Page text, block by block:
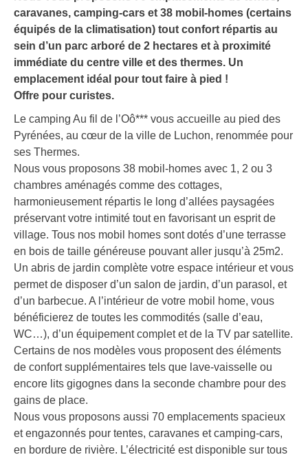
caravanes, camping-cars et 38 mobil-homes (certains
équipés de la climatisation) tout confort répartis au
sein d’un parc arboré de 2 hectares et à proximité
immédiate du centre ville et des thermes. Un
emplacement idéal pour tout faire à pied !
Offre pour curistes.
Le camping Au fil de l’Oô*** vous accueille au pied des
Pyrénées, au cœur de la ville de Luchon, renommée pour
ses Thermes.
Nous vous proposons 38 mobil-homes avec 1, 2 ou 3
chambres aménagés comme des cottages,
harmonieusement répartis le long d’allées paysagées
préservant votre intimité tout en favorisant un esprit de
village. Tous nos mobil homes sont dotés d’une terrasse
en bois de taille généreuse pouvant aller jusqu’à 25m2.
Un abris de jardin complète votre espace intérieur et vous
permet de disposer d’un salon de jardin, d’un parasol, et
d’un barbecue. A l’intérieur de votre mobil home, vous
bénéficierez de toutes les commodités (salle d’eau,
WC…), d’un équipement complet et de la TV par satellite.
Certains de nos modèles vous proposent des éléments
de confort supplémentaires tels que lave-vaisselle ou
encore lits gigognes dans la seconde chambre pour des
gains de place.
Nous vous proposons aussi 70 emplacements spacieux
et engazonnés pour tentes, caravanes et camping-cars,
en bordure de rivière. L’électricité est disponible sur tous